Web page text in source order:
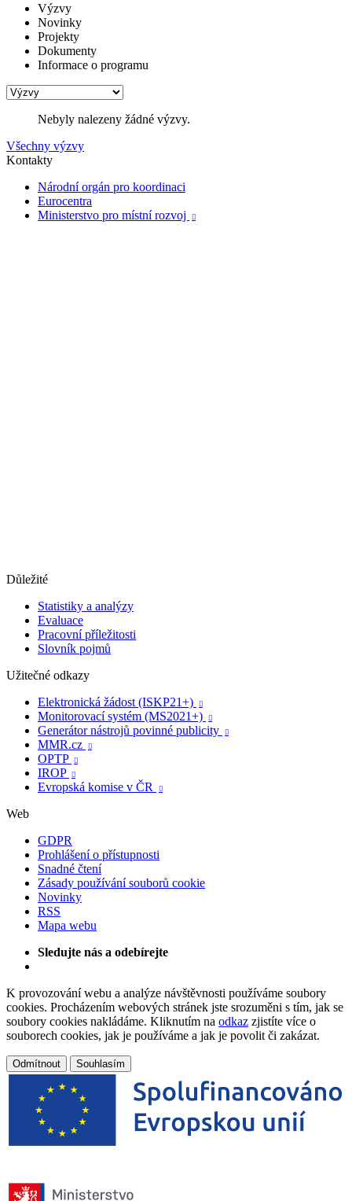
Výzvy
Novinky
Projekty
Dokumenty
Informace o programu
Nebyly nalezeny žádné výzvy.
Všechny výzvy
Kontakty
Národní orgán pro koordinaci
Eurocentra
Ministerstvo pro místní rozvoj

Důležité
Statistiky a analýzy
Evaluace
Pracovní příležitosti
Slovník pojmů
Užitečné odkazy
Elektronická žádost (ISKP21+)

Monitorovací systém (MS2021+) 
Generátor nástrojů povinné publicity 
MMR.cz 
OPTP 
IROP 
Evropská komise v ČR 
Web
GDPR
Prohlášení o přístupnosti
Snadné čtení
Zásady používání souborů cookie
Novinky
RSS
Mapa webu
Sledujte nás a odebírejte
K provozování webu a analýze návštěvnosti používáme soubory
cookies. Procházením webových stránek jste srozuměni s tím, jak se
soubory cookies nakládáme. Kliknutím na odkaz zjistíte více o
souborech cookies, jak je používáme a jak je povolit či zakázat.
Odmítnout Souhlasím